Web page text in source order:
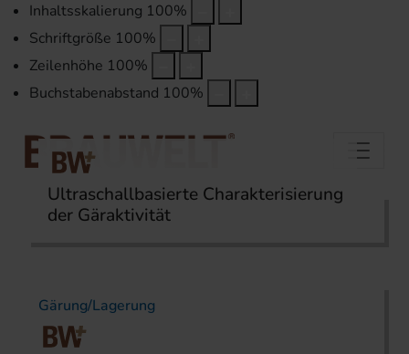
Inhaltsskalierung 100%
Schriftgröße 100%
Zeilenhöhe 100%
Buchstabenabstand 100%
Startseite Themen
Ultraschallbasierte Charakterisierung
der Gäraktivität
Gärung/Lagerung